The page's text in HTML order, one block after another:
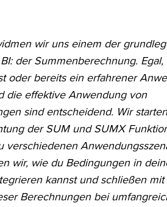
wir uns einem der
der Summenberechnung.
oder bereits ein erfahrener
die effektive Anwendung von
sind entscheidend. Wir
der SUM und SUMX
verschiedenen
wir, wie du Bedingungen in
kannst und schließen
Berechnungen bei